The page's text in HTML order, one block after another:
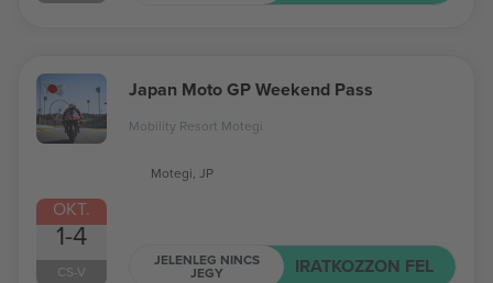
OKT.
1-4
CS-V
Japan Moto GP Weekend Pass
Mobility Resort Motegi
Motegi, JP
JELENLEG NINCS
JEGY IRATKOZZON FEL